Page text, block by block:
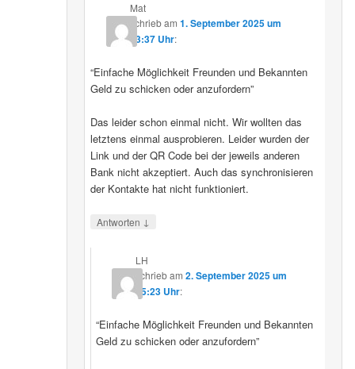
Mat
schriebam 1. September 2025 um
23:37 Uhr:
“Einfache Möglichkeit Freunden und Bekannten
Geld zu schicken oder anzufordern”
Das leider schon einmal nicht. Wir wollten das
letztens einmal ausprobieren. Leider wurden der
Link und der QR Code bei der jeweils anderen
Bank nicht akzeptiert. Auch das synchronisieren
der Kontakte hat nicht funktioniert.
Antworten ↓
LH
schriebam2. September 2025 um
15:23 Uhr:
“Einfache Möglichkeit Freunden und Bekannten
Geld zu schicken oder anzufordern”